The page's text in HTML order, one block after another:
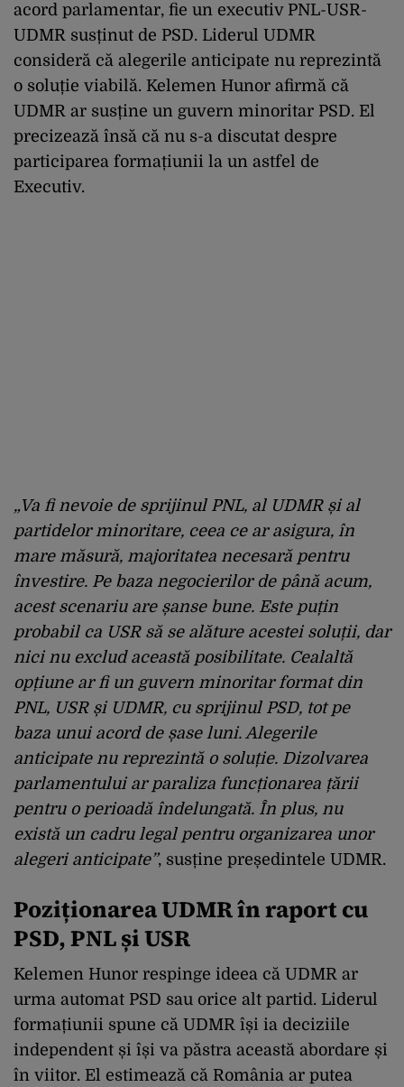
acord parlamentar, fie un executiv PNL-USR-
UDMR susținut de PSD. Liderul UDMR
consideră că alegerile anticipate nu reprezintă
o soluție viabilă. Kelemen Hunor afirmă că
UDMR ar susține un guvern minoritar PSD. El
precizează însă că nu s-a discutat despre
participarea formațiunii la un astfel de
Executiv.
„Va fi nevoie de sprijinul PNL, al UDMR și al
partidelor minoritare, ceea ce ar asigura, în
mare măsură, majoritatea necesară pentru
învestire. Pe baza negocierilor de până acum,
acest scenariu are șanse bune. Este puțin
probabil ca USR să se alăture acestei soluții, dar
nici nu exclud această posibilitate. Cealaltă
opțiune ar fi un guvern minoritar format din
PNL, USR și UDMR, cu sprijinul PSD, tot pe
baza unui acord de șase luni. Alegerile
anticipate nu reprezintă o soluție. Dizolvarea
parlamentului ar paraliza funcționarea țării
pentru o perioadă îndelungată. În plus, nu
există un cadru legal pentru organizarea unor
alegeri anticipate”, susține președintele UDMR.
Poziționarea UDMR în raport cu
PSD, PNL și USR
Kelemen Hunor respinge ideea că UDMR ar
urma automat PSD sau orice alt partid. Liderul
formațiunii spune că UDMR își ia deciziile
independent și își va păstra această abordare și
în viitor. El estimează că România ar putea